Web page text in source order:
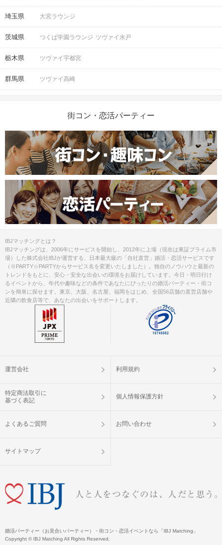
埼玉県 大宮ラウンジ
茨城県 つくば学園ラウンジ ツヴァイ水戸
栃木県 ツヴァイ宇都宮
群馬県 ツヴァイ高崎
街コン・恋活パーティー
IBJマッチングとは？
IBJマッチングは、2006年にサービスを開始し、2012年に上場（現在は東証プライム市
場）した株式会社IBJが運営する、日本最大級の「自社直営」婚活・恋活サービスです
（※PARTY☆PARTYからサービス名を変更いたしました）。独自のノウハウと最新の
トレンドをもとに、安心・安全な出会いの環境をお届けしています。今日・明日行け
るイベントから、年代や趣味などの条件であなたにぴったりの婚活パーティー・街コ
ンを簡単に探せます。東京、大阪、名古屋、福岡をはじめ、全国56店舗の直営店舗や
近隣の飲食店等で、あなたの出会いをサポートします。
運営会社 利用規約
特定商法取引に
基づく表記
個人情報保護方針
よくあるご質問 お問い合わせ
サイトマップ
婚活パーティー（お見合いパーティー）・街コン・恋活イベントなら「IBJ Matching」
Copyright © IBJ Matching All Rights Reserved.